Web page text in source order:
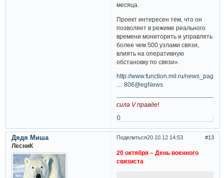
месяца.
Проект интересен тем, что он
позволяет в режиме реального
времени мониторить и управлять
более чем 500 узлами связи,
влиять на оперативную
обстановку по связи».
http://www.function.mil.ru/news_page/
… 806@egNews
сила V правде!
0
Поделиться 13
20.10.12 14:53
Дядя Миша
ЛесниК
20 октября – День военного
связиста